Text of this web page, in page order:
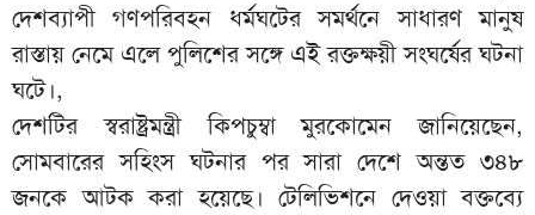
দেশব্যাপী গণপরিবহন ধর্মঘটের সমর্থনে সাধারণ মানুষ
রাস্তায় নেমে এলে পুলিশের সঙ্গে এই রক্তক্ষয়ী সংঘর্ষের ঘটনা
ঘটে।,
দেশটির স্বরাষ্ট্রমন্ত্রী কিপচুম্বা মুরকোমেন জানিয়েছেন,
সোমবারের সহিংস ঘটনার পর সারা দেশে অন্তত ৩৪৮
জনকে আটক করা হয়েছে। টেলিভিশনে দেওয়া বক্তব্যে